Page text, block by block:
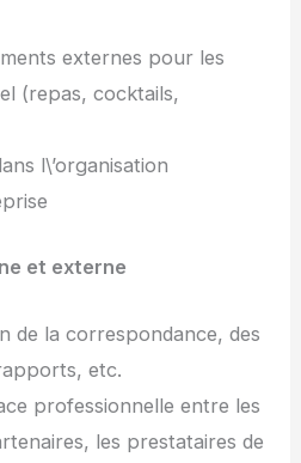
externes pour les
(repas, cocktails,
l\’organisation
et externe
de la correspondance, des
etc.
professionnelle entre les
les prestataires de